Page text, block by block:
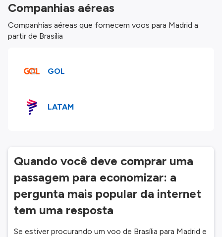
Companhias aéreas
Companhias aéreas que fornecem voos para Madrid a
partir de Brasília
GOL
LATAM
Quando você deve comprar uma
passagem para economizar: a
pergunta mais popular da internet
tem uma resposta
Se estiver procurando um voo de Brasília para Madrid e